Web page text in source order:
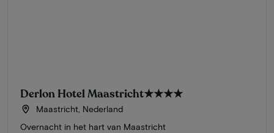
Derlon Hotel Maastricht★★★★
Maastricht, Nederland
Overnacht in het hart van Maastricht